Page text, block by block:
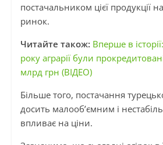
постачальником цієї продукції
ринок.
Читайте також: Вперше в
року аграрії були
млрд грн (ВІДЕО)
Більше того, постачання
досить малооб’ємним і
впливає на ціни.